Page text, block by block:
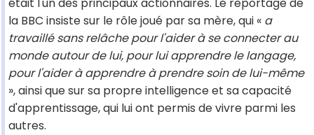
la BBC insiste sur le rôle joué par sa mère, qui « a
travaillé sans relâche pour l'aider à se connecter au
monde autour de lui, pour lui apprendre le langage,
pour l'aider à apprendre à prendre soin de lui-même
», ainsi que sur sa propre intelligence et sa capacité
d'apprentissage, qui lui ont permis de vivre parmi les
autres.